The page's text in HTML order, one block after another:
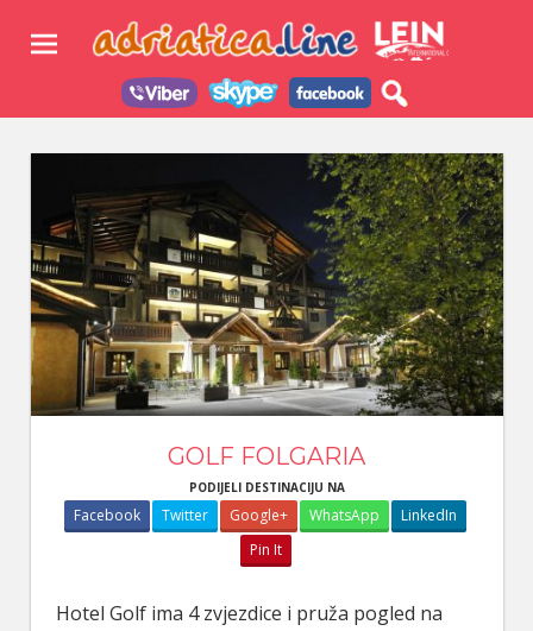
GOLF FOLGARIA
PODIJELI DESTINACIJU NA
Facebook Twitter Google+ WhatsApp
LinkedIn
Pin It
Hotel Golf ima 4 zvjezdice i pruža pogled na